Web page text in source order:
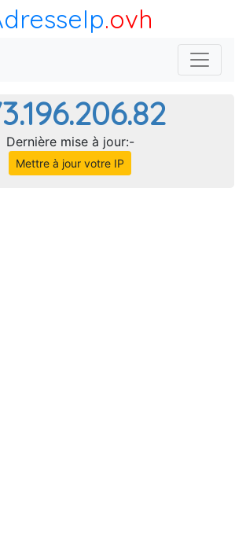
.ovh
Dernière mise à jour:-
Mettre à jour votre IP